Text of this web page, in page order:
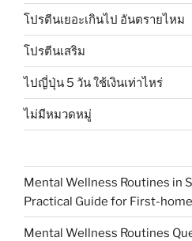
โปรตีนเยอะเกินไป อันตรายไหม
โปรตีนเสริม
ไปญี่ปุ่น 5 วัน ใช้เงินเท่าไหร่
ไม่มีหมวดหมู่
Mental Wellness Routines in
Practical Guide for First-
Mental Wellness Routines